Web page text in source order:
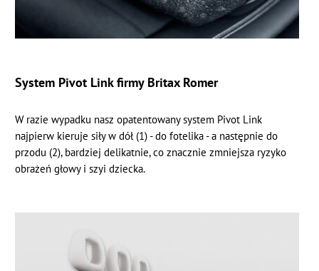
System Pivot Link firmy Britax Romer
W razie wypadku nasz opatentowany system Pivot Link
najpierw kieruje siły w dół (1) - do fotelika - a następnie do
przodu (2), bardziej delikatnie, co znacznie zmniejsza ryzyko
obrażeń głowy i szyi dziecka.